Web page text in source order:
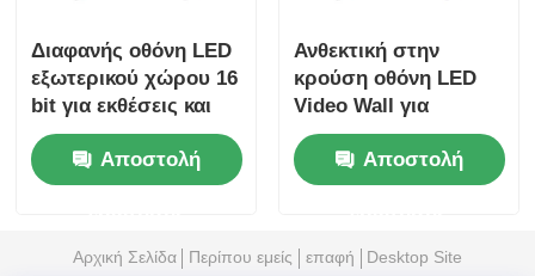
Διαφανής οθόνη LED
εξωτερικού χώρου 16
bit για εκθέσεις και
παραστάσεις σε
εσωτερικούς χώρους
Αποστολή
Ανθεκτική στην
κρούση οθόνη LED
Video Wall για
υπαίθριες
εκδηλώσεις 110V
1000nits
Αποστολή
Αρχική Σελίδα Περίπου εμείς επαφή
Desktop Site